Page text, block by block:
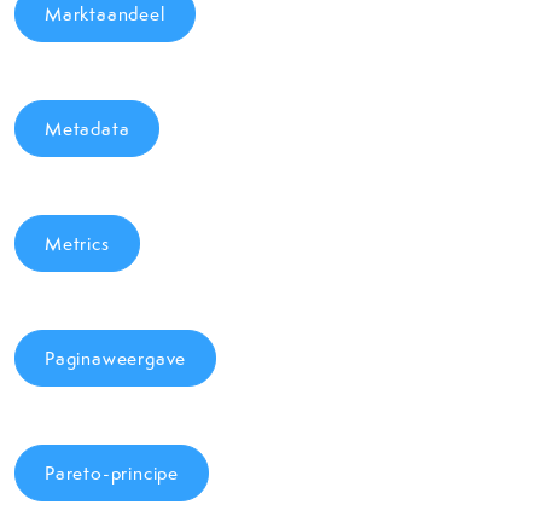
Marktaandeel
Metadata
Metrics
Paginaweergave
Pareto-principe